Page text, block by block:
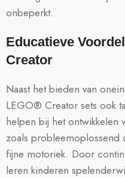
onbeperkt.
Educatieve
Creator
Naast het bieden van
LEGO® Creator sets ook
helpen bij het ontwikkelen
zoals probleemoplossend
fijne motoriek. Door
leren kinderen